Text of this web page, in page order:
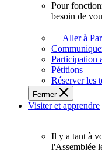
plein
potentiel,
l'Assemblée
a
besoin
de
Pour
besoin de
Aller à
Participation
Pétitions
Réserver les
Fermer
Visiter et apprendre
Il y a tant à
l'Assemblée